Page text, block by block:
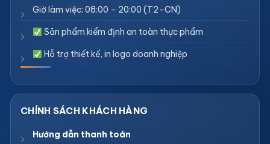
Giờ làm việc: 08:00 – 20:00 (T2–CN)
Sản phẩm kiểm định an toàn thực phẩm
Hỗ trợ thiết kế, in logo doanh nghiệp
Hướng dẫn thanh toán